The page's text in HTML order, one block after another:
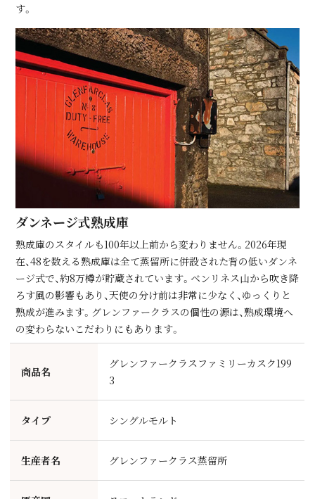
す。
ダンネージ式熟成庫
熟成庫のスタイルも100年以上前から変わりません。2026年現
在、48を数える熟成庫は全て蒸留所に併設された背の低いダンネ
ージ式で、約8万樽が貯蔵されています。ベンリネス⼭から吹き降
ろす⾵の影響もあり、天使の分け前は⾮常に少なく、ゆっくりと
熟成が進みます。グレンファークラスの個性の源は、熟成環境へ
の変わらないこだわりにもあります。
商品名
グレンファークラスファミリーカスク199
3
タイプ シングルモルト
生産者名 グレンファークラス蒸留所